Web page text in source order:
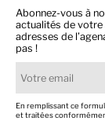
Abonnez-vous à
actualités de votre
adresses de
pas !
En remplissant ce
et traitées